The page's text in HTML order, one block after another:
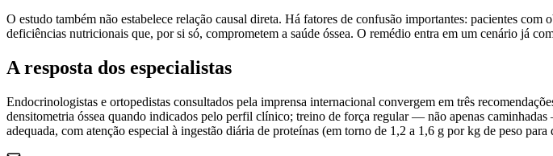
O estudo também não estabelece relação causal direta. Há fatores de confusão importantes: pacientes
deficiências nutricionais que, por si só, comprometem a saúde óssea. O remédio entra em um cenário já
A resposta dos especialistas
Endocrinologistas e ortopedistas consultados pela imprensa internacional convergem em três
densitometria óssea quando indicados pelo perfil clínico; treino de força regular — não apenas
adequada, com atenção especial à ingestão diária de proteínas (em torno de 1,2 a 1,6 g por kg de peso